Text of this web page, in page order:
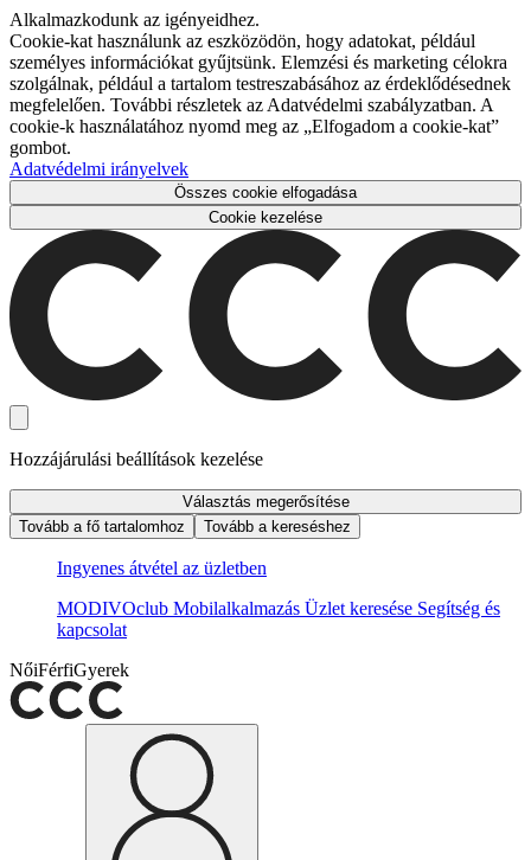
Alkalmazkodunk az igényeidhez.
Cookie-kat használunk az eszközödön, hogy adatokat, például
személyes információkat gyűjtsünk. Elemzési és marketing célokra
szolgálnak, például a tartalom testreszabásához az érdeklődésednek
megfelelően. További részletek az Adatvédelmi szabályzatban. A
cookie-k használatához nyomd meg az „Elfogadom a cookie-kat”
gombot.
Adatvédelmi irányelvek
Összes cookie elfogadása
Cookie kezelése
Hozzájárulási beállítások kezelése
Választás megerősítése
Tovább a fő tartalomhoz
Tovább a kereséshez
Ingyenes átvétel az üzletben
MODIVOclub Mobilalkalmazás Üzlet keresése Segítség és
kapcsolat
NőiFérfiGyerek